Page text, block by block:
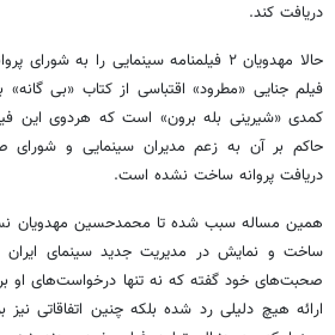
دریافت کند.
حالا مهدویان ۲ فیلمنامه سینمایی را به
فیلم جنایی «مطرود» اقتباسی از کتاب «بی گانه»
کمدی «شیرینی بله برون» است که هردوی این
حاکم بر آن به زعم مدیران سینمایی و شورای
دریافت پروانه ساخت نشده است.
همین مساله سبب شده تا محمدحسین مهدویان
ساخت و نمایش در مدیریت جدید سینمای ایران
صحبت‌های خود گفته که نه تنها درخواست‌های او
ارائه هیچ دلیلی رد شده بلکه چنین اتفاقاتی نیز